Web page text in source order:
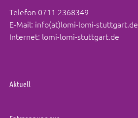
Telefon 0711 2368349
E-Mail: info(at)lomi-lomi-stuttgart.de
Internet: lomi-lomi-stuttgart.de
Aktuell